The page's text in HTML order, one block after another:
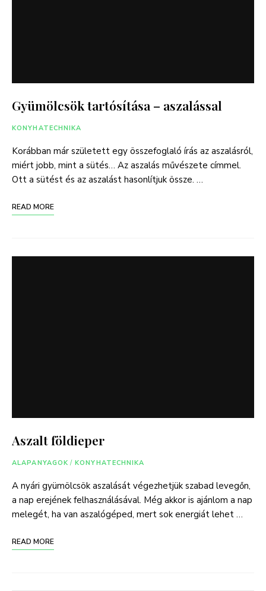
Gyümölcsök tartósítása – aszalással
KONYHATECHNIKA
Korábban már született egy összefoglaló írás az aszalásról,
miért jobb, mint a sütés… Az aszalás művészete címmel.
Ott a sütést és az aszalást hasonlítjuk össze. …
READ MORE
Aszalt földieper
ALAPANYAGOK / KONYHATECHNIKA
A nyári gyümölcsök aszalását végezhetjük szabad levegőn,
a nap erejének felhasználásával. Még akkor is ajánlom a nap
melegét, ha van aszalógéped, mert sok energiát lehet …
READ MORE